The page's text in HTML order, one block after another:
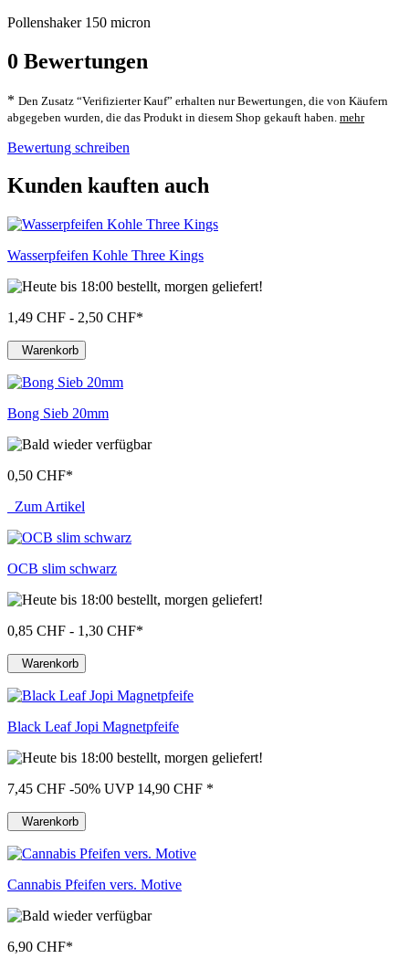
Pollenshaker 150 micron
0 Bewertungen
* Den Zusatz “Verifizierter Kauf” erhalten nur Bewertungen, die von Käufern
abgegeben wurden, die das Produkt in diesem Shop gekauft haben. mehr
Bewertung schreiben
Kunden kauften auch
Wasserpfeifen Kohle Three Kings
1,49 CHF - 2,50 CHF*
Warenkorb
Bong Sieb 20mm
0,50 CHF*
Zum Artikel
OCB slim schwarz
0,85 CHF - 1,30 CHF*
Warenkorb
Black Leaf Jopi Magnetpfeife
7,45 CHF -50% UVP 14,90 CHF *
Warenkorb
Cannabis Pfeifen vers. Motive
6,90 CHF*